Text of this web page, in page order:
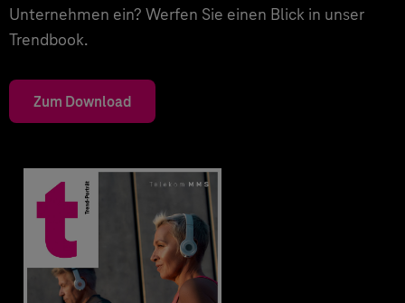
Unternehmen ein? Werfen Sie einen Blick in unser
Trendbook.
Zum Download